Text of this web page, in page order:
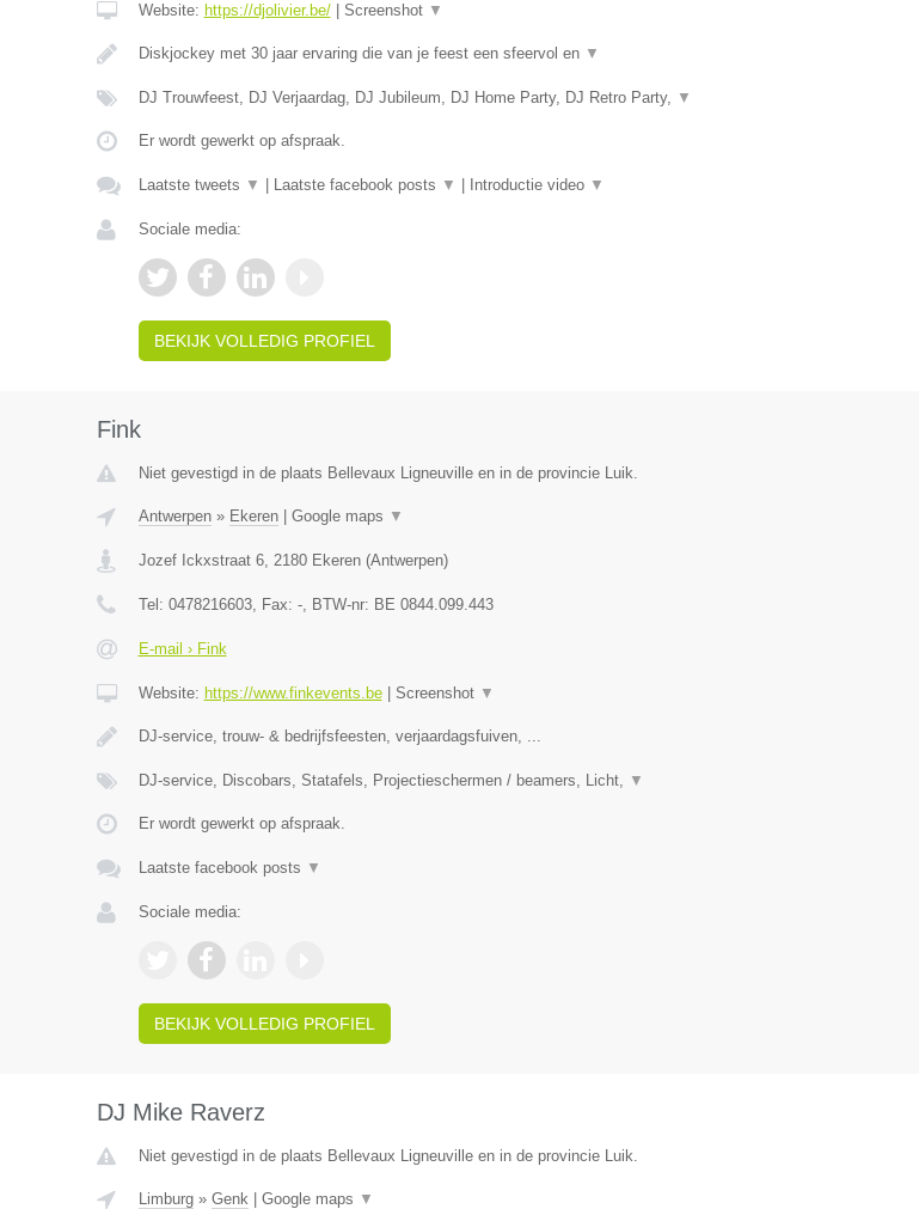
Website: https://djolivier.be/| Screenshot ▼
Diskjockey met 30 jaar ervaring die van je feest een sfeervol en ▼
DJ Trouwfeest, DJ Verjaardag, DJ Jubileum, DJ Home Party, DJ Retro Party, ▼
Er wordt gewerkt op afspraak.
Laatste tweets ▼ Laatste facebook posts ▼ Introductie video ▼
Sociale media:
BEKIJK VOLLEDIG PROFIEL
Fink
Niet gevestigd in de plaats Bellevaux Ligneuville en in de provincie Luik.
Antwerpen» Ekeren| Google maps ▼
Jozef Ickxstraat 6, 2180 Ekeren(Antwerpen)
Tel: 0478216603, Fax: -, BTW-nr: BE 0844.099.443
E-mail › Fink
Website: https://www.finkevents.be| Screenshot ▼
DJ-service, trouw- & bedrijfsfeesten, verjaardagsfuiven, ...
DJ-service, Discobars, Statafels, Projectieschermen / beamers, Licht, ▼
Er wordt gewerkt op afspraak.
Laatste facebook posts ▼
Sociale media:
BEKIJK VOLLEDIG PROFIEL
DJ Mike Raverz
Niet gevestigd in de plaats Bellevaux Ligneuville en in de provincie Luik.
Limburg» Genk| Google maps ▼